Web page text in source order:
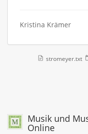
Kristina Krämer
stromeyer.txt
Musik und
Online